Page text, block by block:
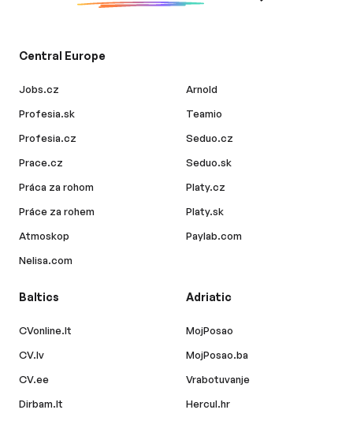
Central Europe
Jobs.cz
Profesia.sk
Profesia.cz
Prace.cz
Práca za rohom
Práce za rohem
Atmoskop
Nelisa.com
Arnold
Teamio
Seduo.cz
Seduo.sk
Platy.cz
Platy.sk
Paylab.com
Baltics
CVonline.lt
CV.lv
CV.ee
Dirbam.lt
Adriatic
MojPosao
MojPosao.ba
Vrabotuvanje
Hercul.hr